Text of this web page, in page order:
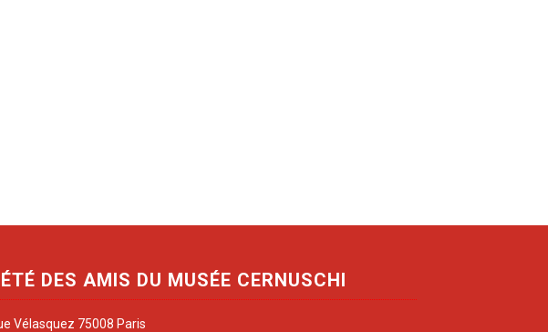
DES AMIS DU MUSÉE CERNUSCHI
Vélasquez 75008 Paris